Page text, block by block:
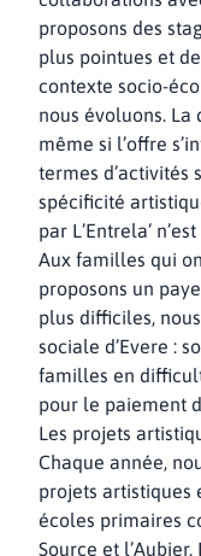
proposons des
plus pointues et
contexte socio-
nous évoluons.
même si l’offre
termes d’activités
spécificité
par L’Entrela’
Aux familles qui
proposons un
plus difficiles,
sociale d’Evere :
familles en
pour le paiement
Les projets
Chaque année,
projets artistiques
écoles primaires
Source et